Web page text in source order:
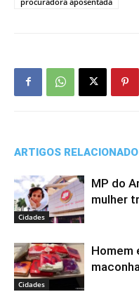
ARTIGOS
Cidades
MP do
mulher
Cidades
Homem